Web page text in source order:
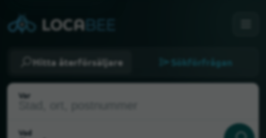
Hitta återförsäljare Sökförfrågan
Var
Vad